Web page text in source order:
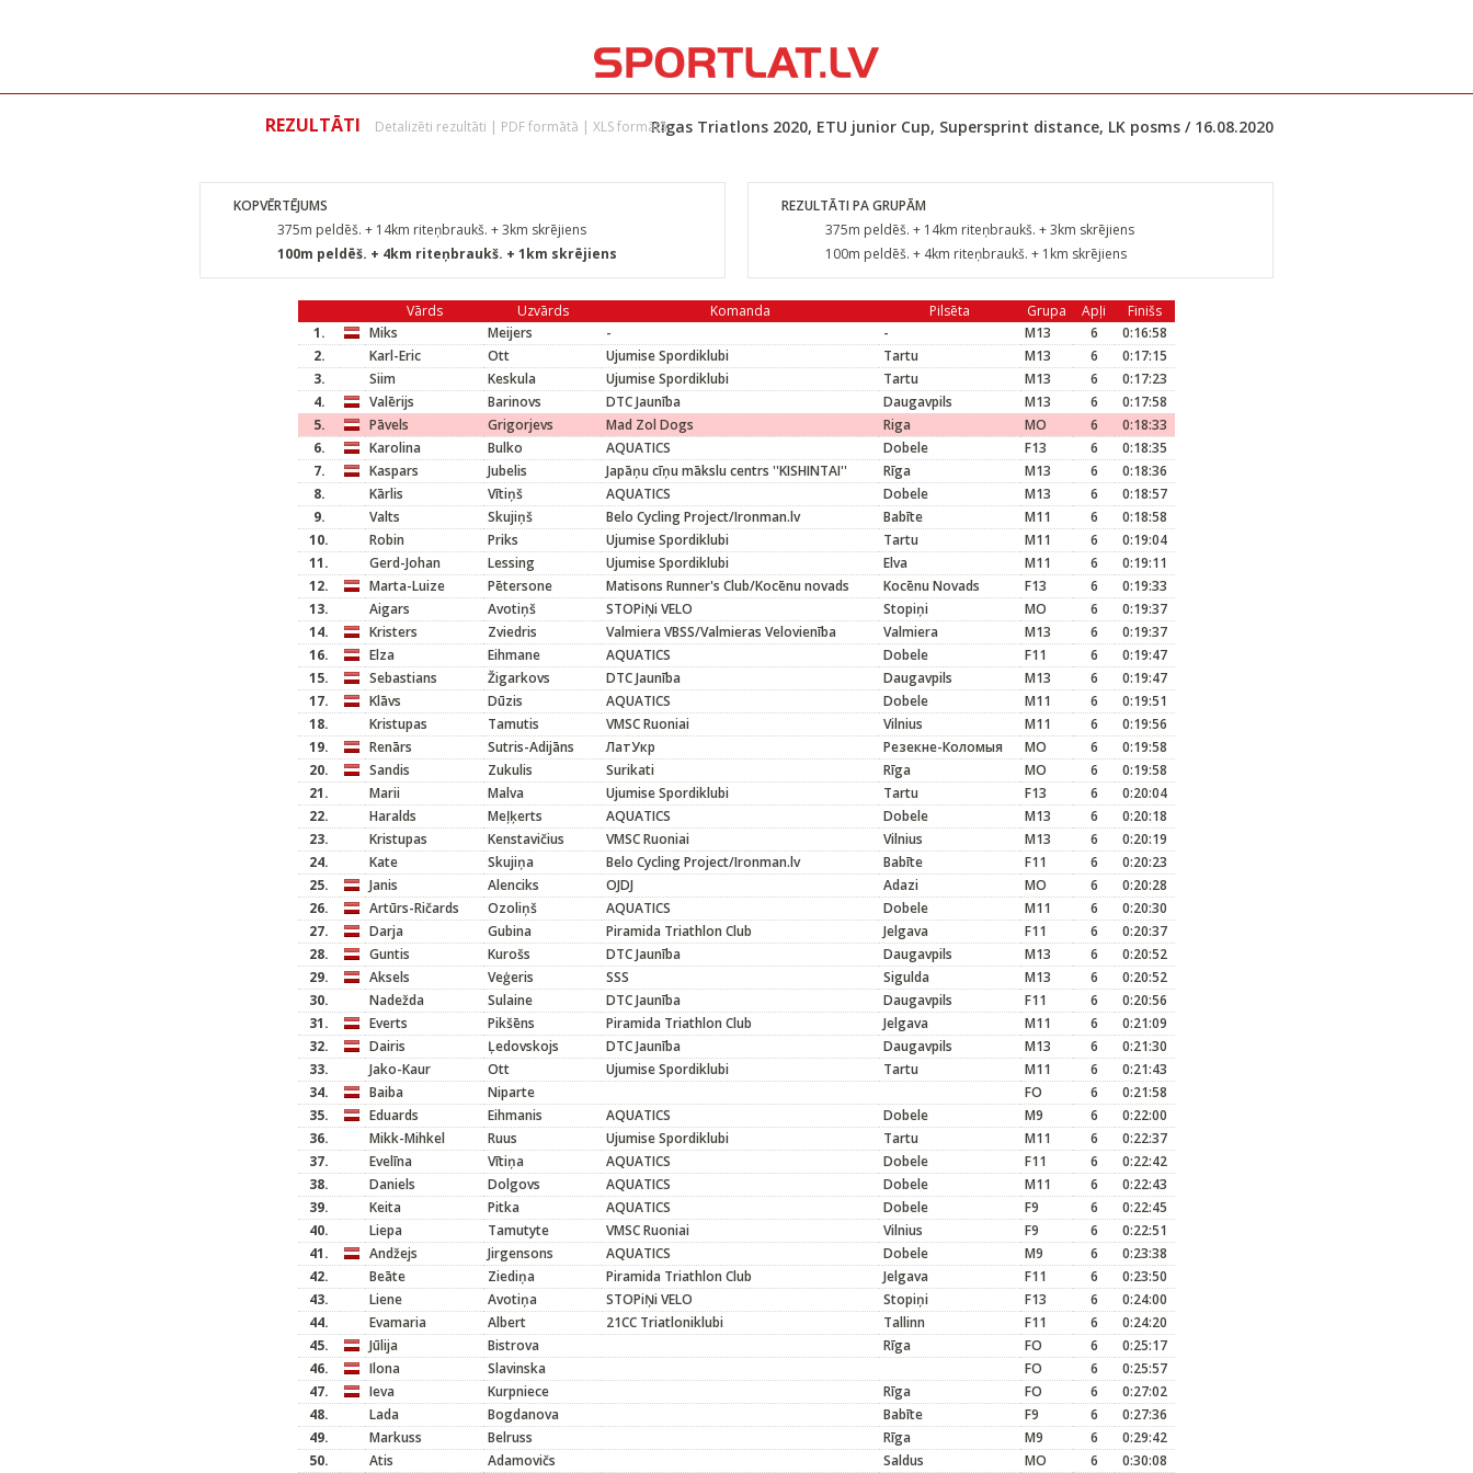
REZULTĀTI Detalizēti rezultāti | PDF formātā | XLS formātāRīgas Triatlons 2020, ETU junior Cup, Supersprint distance, LK posms / 16.08.2020
KOPVĒRTĒJUMS
375m peldēš. + 14km riteņbraukš. + 3km skrējiens
100m peldēš. + 4km riteņbraukš. + 1km skrējiens
REZULTĀTI PA GRUPĀM
375m peldēš. + 14km riteņbraukš. + 3km skrējiens
100m peldēš. + 4km riteņbraukš. + 1km skrējiens
Vārds Uzvārds Komanda Pilsēta Grupa Apļi
Finišs
1.
Miks Meijers - - M13 6
0:16:58
2.
Karl-Eric Ott Ujumise Spordiklubi Tartu M13 6
0:17:15
3.
Siim Keskula Ujumise Spordiklubi Tartu M13 6
0:17:23
4.
Valērijs Barinovs DTC Jaunība Daugavpils M13 6
0:17:58
5.
Pāvels Grigorjevs Mad Zol Dogs Riga MO 6
0:18:33
6.
Karolina Bulko AQUATICS Dobele F13 6
0:18:35
7.
Kaspars Jubelis Japāņu cīņu mākslu centrs ''KISHINTAI'' Rīga M13 6
0:18:36
8.
Kārlis Vītiņš AQUATICS Dobele M13 6
0:18:57
9.
Valts Skujiņš Belo Cycling Project/Ironman.lv Babīte M11 6
0:18:58
10.
Robin Priks Ujumise Spordiklubi Tartu M11 6
0:19:04
11.
Gerd-Johan Lessing Ujumise Spordiklubi Elva M11 6
0:19:11
12.
Marta-Luize Pētersone Matisons Runner's Club/Kocēnu novads Kocēnu Novads F13 6
0:19:33
13.
Aigars Avotiņš STOPiŅi VELO Stopiņi MO 6
0:19:37
14.
Kristers Zviedris Valmiera VBSS/Valmieras Velovienība Valmiera M13 6
0:19:37
16.
Elza Eihmane AQUATICS Dobele F11 6
0:19:47
15.
Sebastians Žigarkovs DTC Jaunība Daugavpils M13 6
0:19:47
17.
Klāvs Dūzis AQUATICS Dobele M11 6
0:19:51
18.
Kristupas Tamutis VMSC Ruoniai Vilnius M11 6
0:19:56
19.
Renārs Sutris-Adijāns ЛатУкр Резекне-Коломыя MO 6
0:19:58
20.
Sandis Zukulis Surikati Rīga MO 6
0:19:58
21.
Marii Malva Ujumise Spordiklubi Tartu F13 6
0:20:04
22.
Haralds Meļķerts AQUATICS Dobele M13 6
0:20:18
23.
Kristupas Kenstavičius VMSC Ruoniai Vilnius M13 6
0:20:19
24.
Kate Skujiņa Belo Cycling Project/Ironman.lv Babīte F11 6
0:20:23
25.
Janis Alenciks OJDJ Adazi MO 6
0:20:28
26.
Artūrs-Ričards Ozoliņš AQUATICS Dobele M11 6
0:20:30
27.
Darja Gubina Piramida Triathlon Club Jelgava F11 6
0:20:37
28.
Guntis Kurošs DTC Jaunība Daugavpils M13 6
0:20:52
29.
Aksels Veģeris SSS Sigulda M13 6
0:20:52
30.
Nadežda Sulaine DTC Jaunība Daugavpils F11 6
0:20:56
31.
Everts Pikšēns Piramida Triathlon Club Jelgava M11 6
0:21:09
32.
Dairis Ļedovskojs DTC Jaunība Daugavpils M13 6
0:21:30
33.
Jako-Kaur Ott Ujumise Spordiklubi Tartu M11 6
0:21:43
34.
Baiba Niparte FO 6
0:21:58
35.
Eduards Eihmanis AQUATICS Dobele M9 6
0:22:00
36.
Mikk-Mihkel Ruus Ujumise Spordiklubi Tartu M11 6
0:22:37
37.
Evelīna Vītiņa AQUATICS Dobele F11 6
0:22:42
38.
Daniels Dolgovs AQUATICS Dobele M11 6
0:22:43
39.
Keita Pitka AQUATICS Dobele F9 6
0:22:45
40.
Liepa Tamutyte VMSC Ruoniai Vilnius F9 6
0:22:51
41.
Andžejs Jirgensons AQUATICS Dobele M9 6
0:23:38
42.
Beāte Ziediņa Piramida Triathlon Club Jelgava F11 6
0:23:50
43.
Liene Avotiņa STOPiŅi VELO Stopiņi F13 6
0:24:00
44.
Evamaria Albert 21CC Triatloniklubi Tallinn F11 6
0:24:20
45.
Jūlija Bistrova Rīga FO 6
0:25:17
46.
Ilona Slavinska FO 6
0:25:57
47.
Ieva Kurpniece Rīga FO 6
0:27:02
48.
Lada Bogdanova Babīte F9 6
0:27:36
49.
Markuss Belruss Rīga M9 6
0:29:42
50.
Atis Adamovičs Saldus MO 6 0:30:08